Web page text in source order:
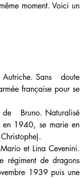
moment. Voici un
Autriche. Sans   doute
française pour se
Bruno. Naturalisé
en 1940, se marie en
et Lina Cevenini.
régiment de dragons
1939 puis une